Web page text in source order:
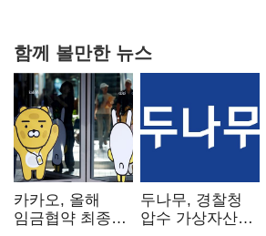
함께 볼만한 뉴스
카카오, 올해
임금협약 최종
두나무, 경찰청
압수 가상자산